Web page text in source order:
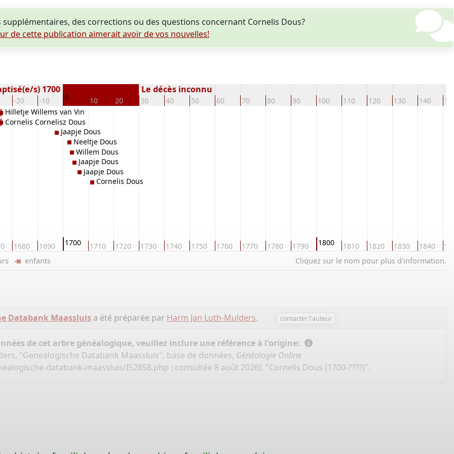
des corrections ou des questions concernant Cornelis Dous?
de cette publication aimerait avoir de vos nouvelles!
-20 -10 0 10 20 30 40 50 60 70 80 90 100 110 120 130 140
s) 1700 Le décès inconnu
1680 1690 1700 1710 1720 1730 1740 1750 1760 1770 1780 1790 1800 1810 1820 1830 1840
Hilletje Willems van Vin
Cornelis Cornelisz Dous
Jaapje Dous
Neeltje Dous
Willem Dous
Jaapje Dous
Jaapje Dous
Cornelis Dous
Cliquez sur le nom pour plus d'information.
enfants
Databank Maassluis a été préparée par Harm Jan Luth-Mulders. contacter l'auteur
de cet arbre généalogique, veuillez inclure une référence à l'origine:
"Genealogische Databank Maassluis", base de données, Généalogie Online
databank-maassluis/I52858.php : consultée 8 août 2026), "Cornelis Dous (1700-????)".